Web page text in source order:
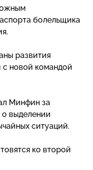
болельщика
развития
с новой командой
Минфин за
выделении
ситуаций.
ко второй